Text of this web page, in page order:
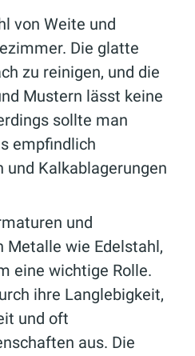
von Weite und
Die glatte
zu reinigen, und die
Mustern lässt keine
sollte man
empfindlich
und Kalkablagerungen
und
Metalle wie Edelstahl,
eine wichtige Rolle.
ihre Langlebigkeit,
und oft
aus. Die